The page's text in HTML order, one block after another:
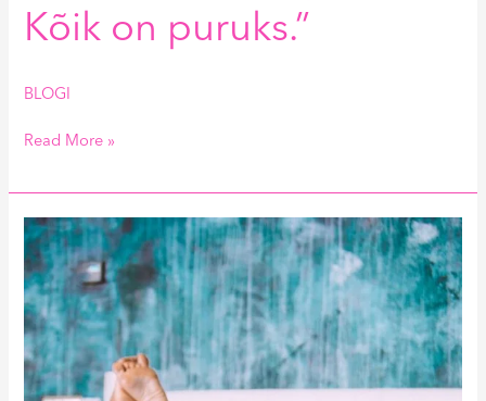
Kõik on puruks.”
BLOGI
Read More »
Kuidas
ära
tunda
sitta
treenerit?
Kiire
update